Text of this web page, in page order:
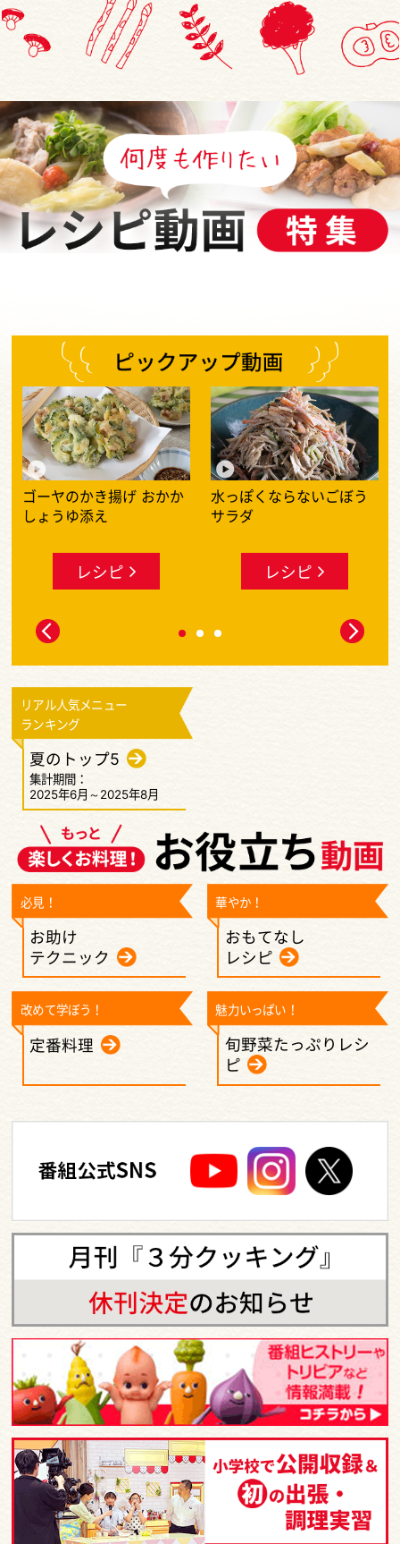
何度も作りたいレシピ動画大特集
ゴーヤのかき揚げ おかか
しょうゆ添え
レシピ
水っぽくならないごぼう
サラダ
レシピ
リアル人気メニュー
ランキング
夏のトップ5
集計期間：
2025年6月～2025年8月
必見！
お助け
テクニック
華やか！
おもてなし
レシピ
改めて学ぼう！
定番料理
魅力いっぱい！
旬野菜たっぷりレシ
ピ